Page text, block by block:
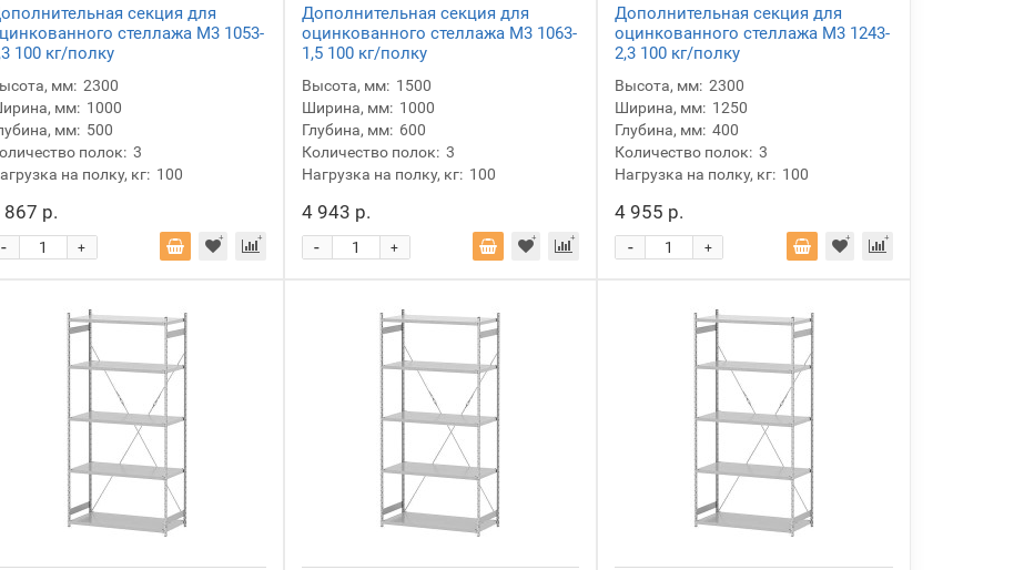
секция для
стеллажа М3 1053-
100 кг/полку
мм: 2300
мм: 1000
мм: 500
полок: 3
на полку, кг: 100
867 р.
+
-
Дополнительная секция для
оцинкованного стеллажа М3 1063-
1,5 100 кг/полку
Высота, мм: 1500
Ширина, мм: 1000
Глубина, мм: 600
Количество полок: 3
Нагрузка на полку, кг: 100
4 943 р.
+
-
Дополнительная секция для
оцинкованного стеллажа М3 1243-
2,3 100 кг/полку
Высота, мм: 2300
Ширина, мм: 1250
Глубина, мм: 400
Количество полок: 3
Нагрузка на полку, кг: 100
4 955 р.
+
-